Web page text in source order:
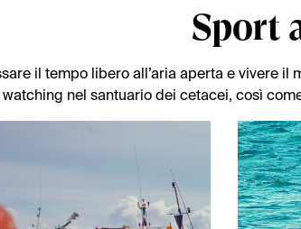
Sport
il tempo libero all’aria aperta e vivere
nel santuario dei cetacei, così